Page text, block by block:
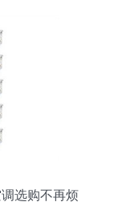
选购不再烦